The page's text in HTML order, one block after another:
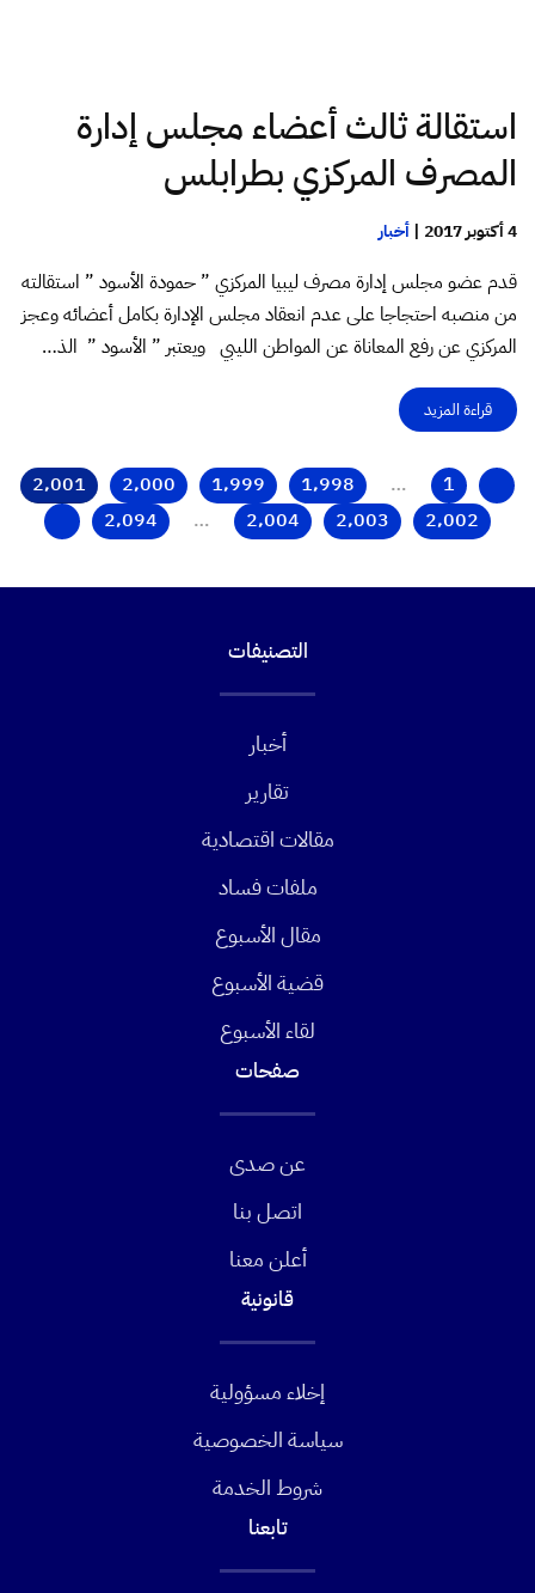
استقالة ثالث أعضاء مجلس إدارة
المصرف المركزي بطرابلس
4 أكتوبر 2017 | أخبار
قدم عضو مجلس إدارة مصرف ليبيا المركزي ” حمودة الأسود ” استقالته
من منصبه احتجاجا على عدم انعقاد مجلس الإدارة بكامل أعضائه وعجز
المركزي عن رفع المعاناة عن المواطن الليبي ويعتبر ” الأسود ” الذ…
قراءة المزيد
1
… 1٬998 1٬999 2٬000
2٬001
2٬002
2٬003 2٬004 … 2٬094
التصنيفات
أخبار
تقارير
مقالات اقتصادية
ملفات فساد
مقال الأسبوع
قضية الأسبوع
لقاء الأسبوع
صفحات
عن صدى
اتصل بنا
أعلن معنا
قانونية
إخلاء مسؤولية
سياسة الخصوصية
شروط الخدمة
تابعنا